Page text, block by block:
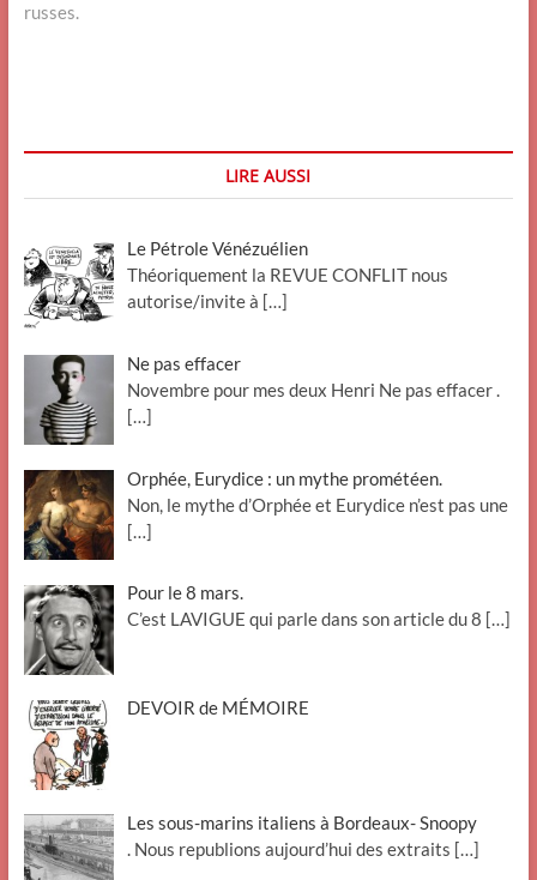
russes.
LIRE AUSSI
Le Pétrole Vénézuélien
Théoriquement la REVUE CONFLIT nous
autorise/invite à […]
Ne pas effacer
Novembre pour mes deux Henri Ne pas effacer .
[…]
Orphée, Eurydice : un mythe prométéen.
Non, le mythe d’Orphée et Eurydice n’est pas une
[…]
Pour le 8 mars.
C’est LAVIGUE qui parle dans son article du 8 […]
DEVOIR de MÉMOIRE
Les sous-marins italiens à Bordeaux- Snoopy
. Nous republions aujourd’hui des extraits […]